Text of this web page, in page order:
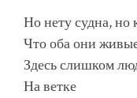
Но нету судна, но
Что оба они
Здесь слишком
На ветке